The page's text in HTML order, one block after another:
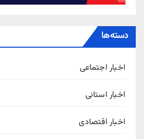
دسته‌ها
اخبار اجتماعی
اخبار استانی
اخبار اقتصادی